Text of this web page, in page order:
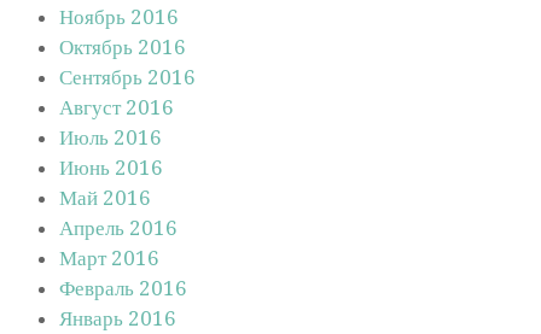
Ноябрь 2016
Октябрь 2016
Сентябрь 2016
Август 2016
Июль 2016
Июнь 2016
Май 2016
Апрель 2016
Март 2016
Февраль 2016
Январь 2016